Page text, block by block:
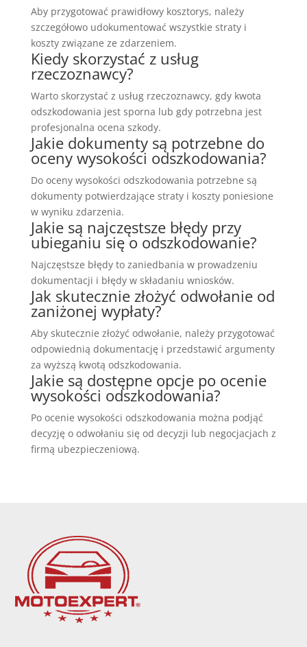
Aby przygotować prawidłowy kosztorys, należy
szczegółowo udokumentować wszystkie straty i
koszty związane ze zdarzeniem.
Kiedy skorzystać z usług
rzeczoznawcy?
Warto skorzystać z usług rzeczoznawcy, gdy kwota
odszkodowania jest sporna lub gdy potrzebna jest
profesjonalna ocena szkody.
Jakie dokumenty są potrzebne do
oceny wysokości odszkodowania?
Do oceny wysokości odszkodowania potrzebne są
dokumenty potwierdzające straty i koszty poniesione
w wyniku zdarzenia.
Jakie są najczęstsze błędy przy
ubieganiu się o odszkodowanie?
Najczęstsze błędy to zaniedbania w prowadzeniu
dokumentacji i błędy w składaniu wniosków.
Jak skutecznie złożyć odwołanie od
zaniżonej wypłaty?
Aby skutecznie złożyć odwołanie, należy przygotować
odpowiednią dokumentację i przedstawić argumenty
za wyższą kwotą odszkodowania.
Jakie są dostępne opcje po ocenie
wysokości odszkodowania?
Po ocenie wysokości odszkodowania można podjąć
decyzję o odwołaniu się od decyzji lub negocjacjach z
firmą ubezpieczeniową.